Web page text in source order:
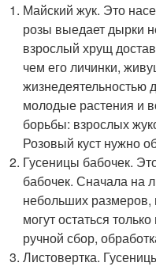
Майский жук. Это
розы выедает дырки
взрослый хрущ
чем его личинки,
жизнедеятельностью
молодые растения и
борьбы: взрослых
Розовый куст нужно
Гусеницы бабочек.
бабочек. Сначала на
небольших размеров,
могут остаться
ручной сбор,
Листовертка.